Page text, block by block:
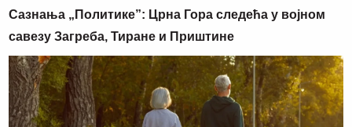
Сазнања „Политике”: Црна Гора следећа у војном
савезу Загреба, Тиране и Приштине